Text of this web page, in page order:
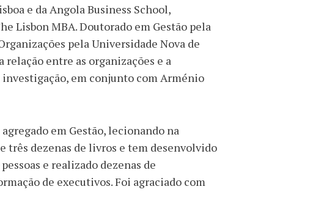
e da Angola Business School,
Lisbon MBA. Doutorado em Gestão pela
pela Universidade Nova de
entre as organizações e a
investigação, em conjunto com Arménio
em Gestão, lecionando na
três dezenas de livros e tem desenvolvido
e realizado dezenas de
de executivos. Foi agraciado com